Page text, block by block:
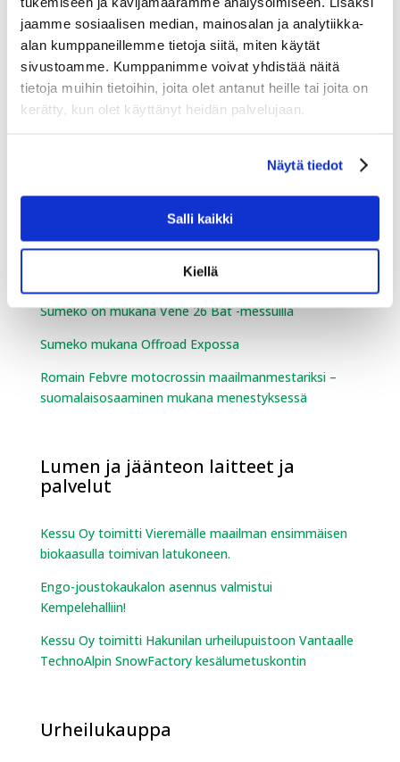
jaamme sosiaalisen median, mainosalan ja analytiikka-
alan kumppaneillemme tietoja siitä, miten käytät
sivustoamme. Kumppanimme voivat yhdistää näitä
tietoja muihin tietoihin, joita olet antanut heille tai joita on
kerätty, kun olet käyttänyt heidän palvelujaan.
Näytä tiedot
Salli kaikki
Kiellä
Maatalous ja puutarhakauppa
Agritek Oy Strautmannin maahantuojaksi 1.5.2026
alkaen
– Agritek vähemmistöosakkaaksi Koskitraktori Oy:hyn
Case IH palaa Agritekin valikoimaan
Vapaa-ajan laitteet
Sumeko on mukana Vene 26 Båt -messuilla
Sumeko mukana Offroad Expossa
Romain Febvre motocrossin maailmanmestariksi –
suomalaisosaaminen mukana menestyksessä
Lumen ja jäänteon laitteet ja
palvelut
Kessu Oy toimitti Vieremälle maailman ensimmäisen
biokaasulla toimivan latukoneen.
Engo-joustokaukalon asennus valmistui
Kempelehalliin!
Kessu Oy toimitti Hakunilan urheilupuistoon Vantaalle
TechnoAlpin SnowFactory kesälumetuskontin
Urheilukauppa